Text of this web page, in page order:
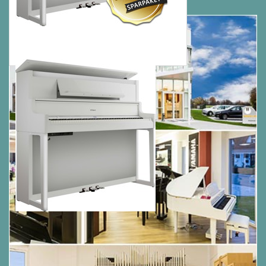
arbeiten
Steuerung der LX-9-Funktionen, Erkundung
dazugehörigen Roland Piano App
Fortgeschrittenes Metronom, Aufnahme und
zwei Kopfhöreranschlüsse für das tägliche
Üben
USB-Anschlüsse für die Verbindung mit
Computern und Flash-Speichergeräten
Verfügbar in poliertem Weiß, poliertem
Ebenholz und Holzkohleschwarz